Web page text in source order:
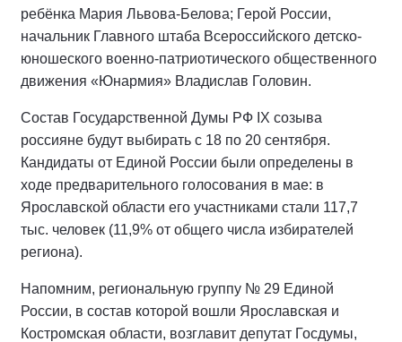
ребёнка Мария Львова-Белова; Герой России,
начальник Главного штаба Всероссийского детско-
юношеского военно-патриотического общественного
движения «Юнармия» Владислав Головин.
Состав Государственной Думы РФ IХ созыва
россияне будут выбирать с 18 по 20 сентября.
Кандидаты от Единой России были определены в
ходе предварительного голосования в мае: в
Ярославской области его участниками стали 117,7
тыс. человек (11,9% от общего числа избирателей
региона).
Напомним, региональную группу № 29 Единой
России, в состав которой вошли Ярославская и
Костромская области, возглавит депутат Госдумы,